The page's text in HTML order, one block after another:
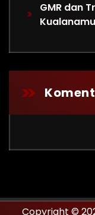
GMR dan
Kualanamu
Copyright ©